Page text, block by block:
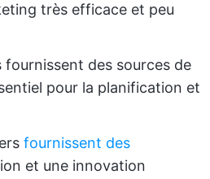
très efficace et peu
fournissent des sources de
pour la planification et
fournissent des
et une innovation